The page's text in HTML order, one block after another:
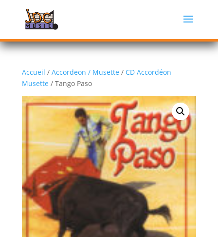
Accueil / Accordeon / Musette/ CD Accordéon
Musette/ Tango Paso